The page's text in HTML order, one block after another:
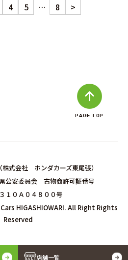
店舗一覧
4 5 … 8 >
PAGE TOP
式会社 ホンダカーズ東尾張）
公安委員会 古物商許可証番号
１０Ａ０４８００号
HIGASHIOWARI. All Right Rights
Reserved